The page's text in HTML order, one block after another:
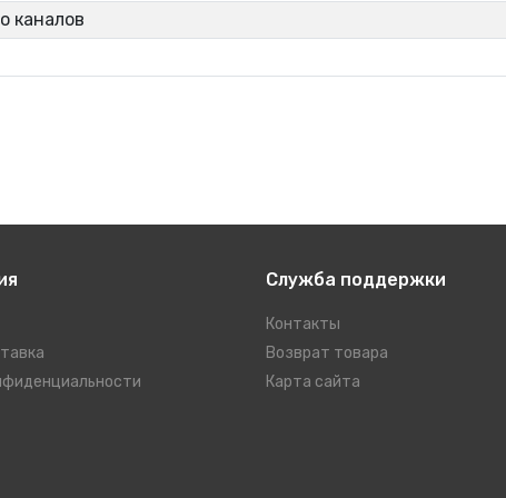
каналов
Служба поддержки
Контакты
Возврат товара
Карта сайта